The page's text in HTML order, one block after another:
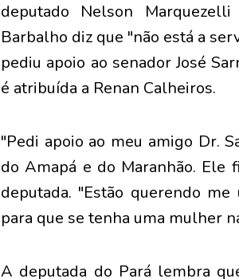
deputado Nelson
Barbalho diz que "não está a
pediu apoio ao senador José
é atribuída a Renan Calheiros.
"Pedi apoio ao meu amigo Dr.
do Amapá e do Maranhão. Ele
deputada. "Estão querendo
para que se tenha uma mulher
A deputada do Pará lembra